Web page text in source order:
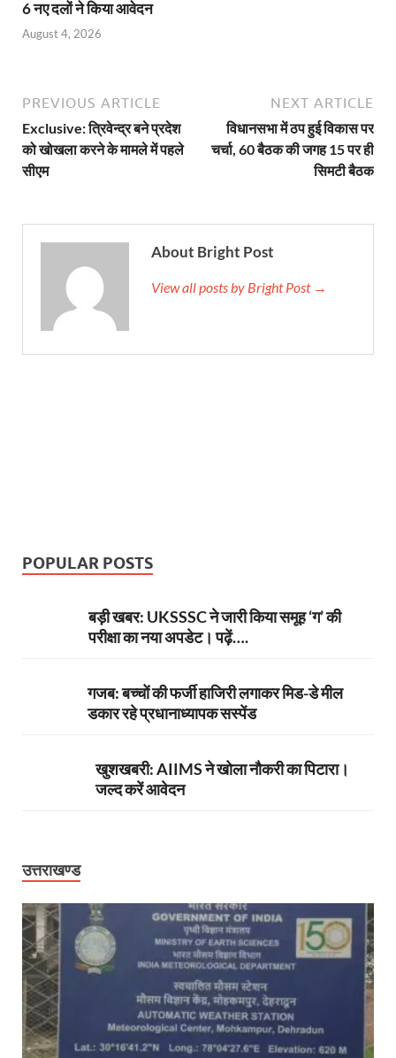
6 नए दलों ने किया आवेदन
August 4, 2026
PREVIOUS ARTICLE
Exclusive: त्रिवेन्द्र बने प्रदेश
को खोखला करने के मामले में पहले
सीएम
NEXT ARTICLE
विधानसभा में ठप हुई विकास पर
चर्चा, 60 बैठक की जगह 15 पर ही
सिमटी बैठक
About Bright Post
View all posts by Bright Post →
POPULAR POSTS
बड़ी खबर: UKSSSC ने जारी किया समूह ‘ग’ की
परीक्षा का नया अपडेट। पढ़ें….
गजब: बच्चों की फर्जी हाजिरी लगाकर मिड-डे मील
डकार रहे प्रधानाध्यापक सस्पेंड
खुशखबरी: AIIMS ने खोला नौकरी का पिटारा।
जल्द करें आवेदन
उत्तराखण्ड